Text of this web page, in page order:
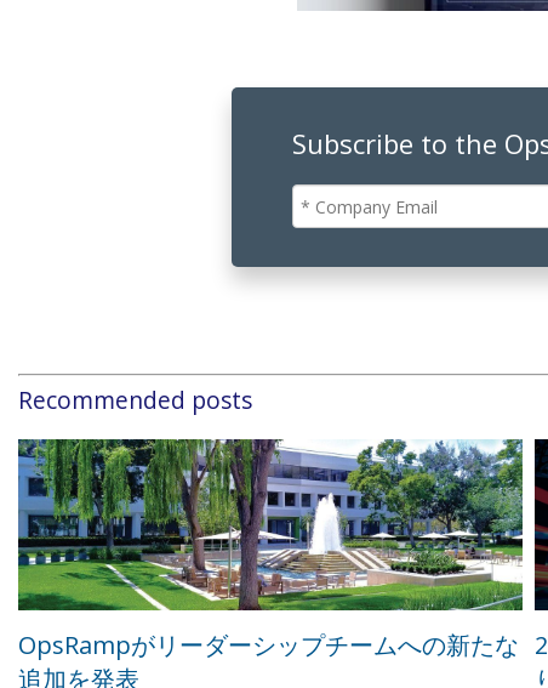
Subscribe to the
Recommended posts
OpsRampがリーダーシップチームへの新たな
追加を発表